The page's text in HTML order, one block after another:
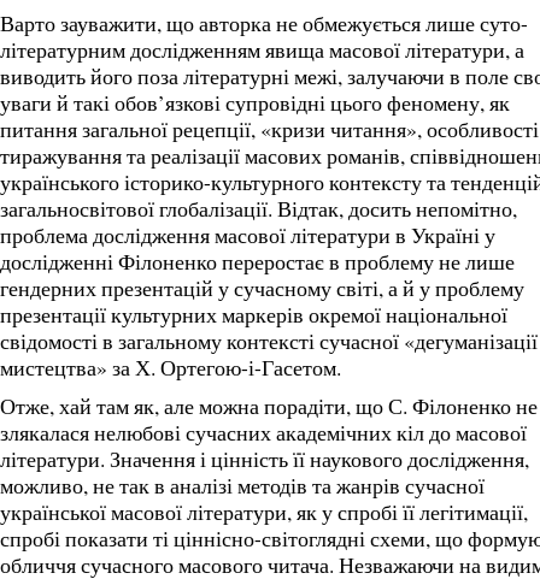
Варто зауважити, що авторка не обмежується лише суто-
літературним дослідженням явища масової літератури, а
виводить його поза літературні межі, залучаючи в поле
уваги й такі обов’язкові супровідні цього феномену, як
питання загальної рецепції, «кризи читання», особливості
тиражування та реалізації масових романів,
українського історико-культурного контексту та
загальносвітової глобалізації. Відтак, досить непомітно,
проблема дослідження масової літератури в Україні у
дослідженні Філоненко переростає в проблему не лише
гендерних презентацій у сучасному світі, а й у проблему
презентації культурних маркерів окремої національної
свідомості в загальному контексті сучасної «дегуманізації
мистецтва» за Х. Ортегою-і-Гасетом.
Отже, хай там як, але можна порадіти, що С. Філоненко не
злякалася нелюбові сучасних академічних кіл до масової
літератури. Значення і цінність її наукового дослідження,
можливо, не так в аналізі методів та жанрів сучасної
української масової літератури, як у спробі її легітимації,
спробі показати ті ціннісно-світоглядні схеми, що
обличчя сучасного масового читача. Незважаючи на